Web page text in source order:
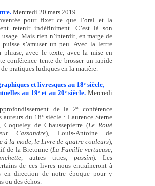
Mercredi 20 mars 2019
pour fixer ce que l’oral et la
retenir indéfiniment. C’est là son
Mais rien n’interdit, en marge de
s’amuser un peu. Avec la lettre
phrase, avec le texte, avec la mise en
conférence tente de brosser un rapide
pratiques ludiques en la matière.
et livresques au 18e siècle,
au 19eet au 20esiècle. Mercredi
de la 2econférence
auteurs du 18e siècle : Laurence Sterne
Coqueley de Chaussepierre (Le Roué
Cassandre), Louis-Antoine de
à la mode, le Livre de quatre couleurs),
de la Bretonne (La Famille vertueuse,
, autres titres, passim). Les
de ces livres nous entraîneront à
en direction de notre époque pour y
ou des échos.